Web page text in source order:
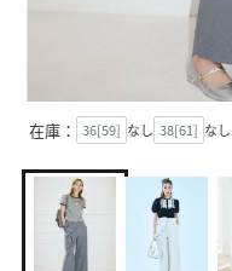
在庫： 36[59] なし 38[61] なし